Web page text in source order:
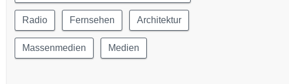
Radio Fernsehen Architektur
Massenmedien Medien